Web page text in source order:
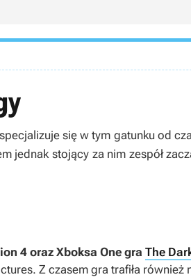
się w tym gatunku od
stojący za nim zespół
4 oraz Xboksa One gra The
. Z czasem gra trafiła również